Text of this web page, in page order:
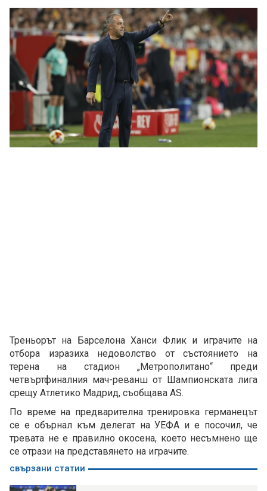
Треньорът на Барселона Ханси Флик и играчите на
отбора изразиха недоволство от състоянието на
терена на стадион „Метрополитано“ преди
четвъртфиналния мач-реванш от Шампионската лига
срещу Атлетико Мадрид, съобщава AS.
По време на предварителна тренировка германецът
се е обърнал към делегат на УЕФА и е посочил, че
тревата не е правилно окосена, което несъмнено ще
се отрази на представянето на играчите.
свързани статии